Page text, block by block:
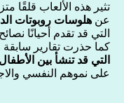
تثير هذه الألعاب قلقًا
عن هلوسات روبوتات
التي قد تقدم أحيانًا
كما حذرت تقارير
التي قد تنشأ بين
على نموهم النفسي